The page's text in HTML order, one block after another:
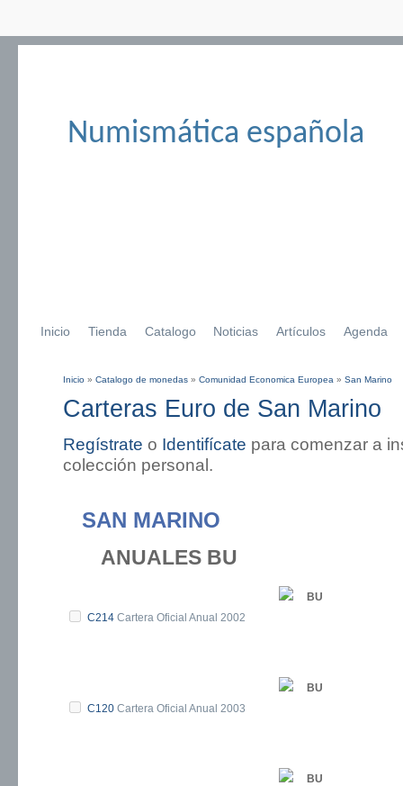
Numismática española
Inicio Tienda Catalogo Noticias Artículos Agenda
Se encuentra usted aquí
Inicio » Catalogo de monedas » Comunidad Economica Europea » San Marino
Carteras Euro de San Marino
Regístrate o Identifícate para comenzar a
colección personal.
SAN MARINO
ANUALES BU
BU
C214 Cartera Oficial Anual 2002
BU
C120 Cartera Oficial Anual 2003
BU